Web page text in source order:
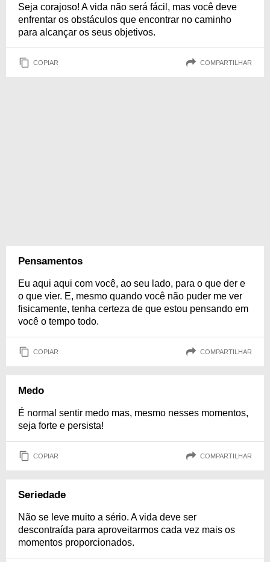
Seja corajoso! A vida não será fácil, mas você deve
enfrentar os obstáculos que encontrar no caminho
para alcançar os seus objetivos.
COPIAR COMPARTILHAR
Pensamentos
Eu aqui aqui com você, ao seu lado, para o que der e
o que vier. E, mesmo quando você não puder me ver
fisicamente, tenha certeza de que estou pensando em
você o tempo todo.
COPIAR COMPARTILHAR
Medo
É normal sentir medo mas, mesmo nesses momentos,
seja forte e persista!
COPIAR COMPARTILHAR
Seriedade
Não se leve muito a sério. A vida deve ser
descontraída para aproveitarmos cada vez mais os
momentos proporcionados.